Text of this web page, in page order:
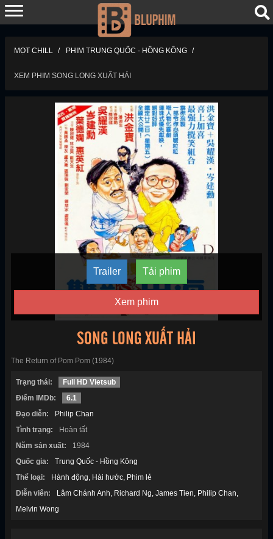
MỌT CHILL PHIM TRUNG QUỐC - HỒNG KÔNG
XEM PHIM SONG LONG XUẤT HẢI
Trailer Tải phim
Xem phim
SONG LONG XUẤT HẢI
The Return of Pom Pom (1984)
Trạng thái:
Full HD Vietsub
Điểm IMDb:
6.1
Đạo diễn:
Philip Chan
Tình trạng:
Hoàn tất
Năm sản xuất:
1984
Quốc gia:
Trung Quốc - Hồng Kông
Thể loại:
Hành động Hài hước Phim lẻ
Diễn viên:
Lâm Chánh Anh Richard Ng James Tien
Philip Chan
Melvin Wong